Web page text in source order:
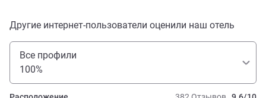
Другие интернет-пользователи оценили наш отель
Все профили
100%